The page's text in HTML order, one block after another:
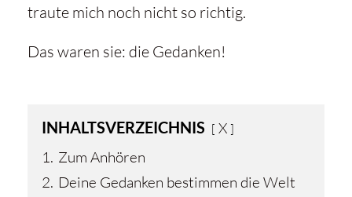
traute mich noch nicht so richtig.
Das waren sie: die Gedanken!
INHALTSVERZEICHNIS
X
1. Zum Anhören
2. Deine Gedanken bestimmen die Welt